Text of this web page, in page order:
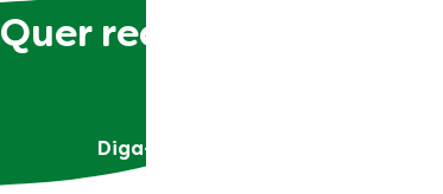
Quer receber receitas,
Diga-nos quais são as suas